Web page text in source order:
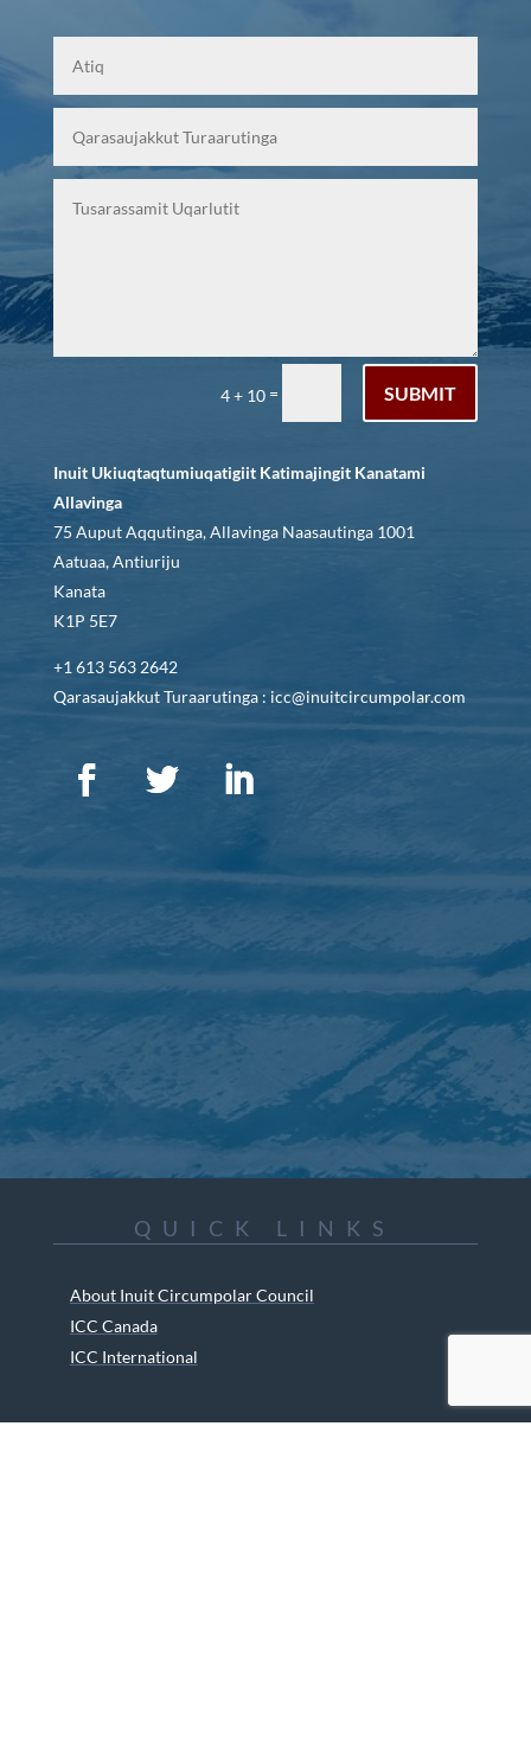
4 + 10 = SUBMIT
Inuit Ukiuqtaqtumiuqatigiit Katimajingit Kanatami
Allavinga
75 Auput Aqqutinga, Allavinga Naasautinga 1001
Aatuaa, Antiuriju
Kanata
K1P 5E7
+1 613 563 2642
Qarasaujakkut Turaarutinga : icc@inuitcircumpolar.com
QUICK LINKS
About Inuit Circumpolar Council
ICC Canada
ICC International